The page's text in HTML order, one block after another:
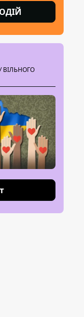
ВІЛЬНОГО